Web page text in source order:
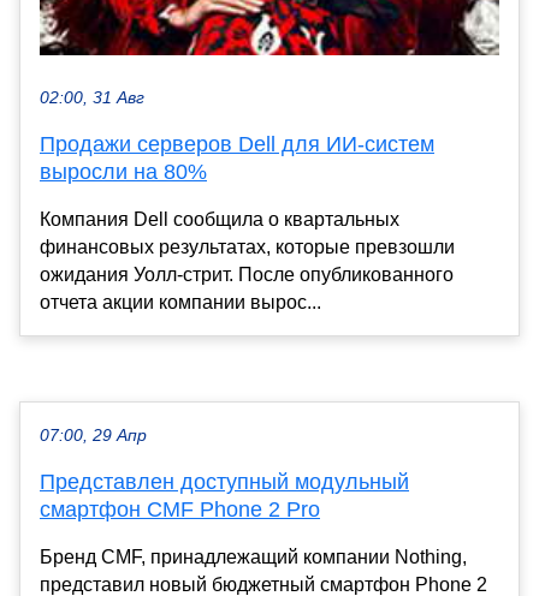
02:00, 31 Авг
Продажи серверов Dell для ИИ-систем
выросли на 80%
Компания Dell сообщила о квартальных
финансовых результатах, которые превзошли
ожидания Уолл-стрит. После опубликованного
отчета акции компании вырос...
07:00, 29 Апр
Представлен доступный модульный
смартфон CMF Phone 2 Pro
Бренд CMF, принадлежащий компании Nothing,
представил новый бюджетный смартфон Phone 2